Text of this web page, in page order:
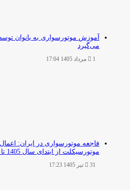
آموزش موتورسواری به بانوان
می‌گیرد
1 مرداد 1405 17:04
موتورسیکلت از ابتدای سال 1405 تا کنون در پایتخت
31 تیر 1405 17:23